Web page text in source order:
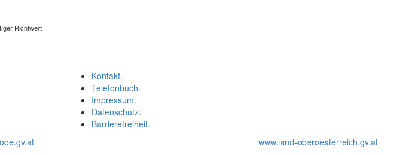
Richtwert.
Kontakt.
Telefonbuch.
Impressum.
Datenschutz.
Barrierefreiheit.
www.land-oberoesterreich.gv.at